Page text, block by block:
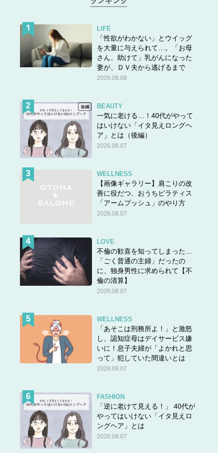
LIFE
「性欲がわかない」とウイッグ
を大量に与えられて…。「お母
さん、助けて」乳がんになった
妻が、ＤＶ夫から逃げるまで
2026.08.08
BEAUTY
一気に老ける…！40代がやって
はいけない「イタ見えロングヘ
ア」とは（後編）
2026.08.07
WELLNESS
【画像ギャラリー】肩こりの改
善に役だつ、おうちピラティス
「アームプッシュ」のやり方
2026.08.07
LOVE
不倫の歓喜を知ってしまった…
「ごく普通の主婦」だったの
に、独身男性に求められて【不
倫の清算】
2026.08.07
WELLNESS
「あそこは刑務所よ！」と激怒
し、認知症母はデイサービス嫌
いに！息子夫婦が「よかれと思
って」犯していた間違いとは
2026.08.07
FASHION
「逆に老けて見える！」 40代が
やってはいけない「イタ見えロ
ングヘア」とは
2026.08.07